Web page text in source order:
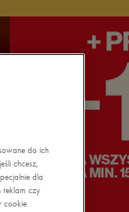
BUTY DLA CHŁOPCA
9-16 lat
do ich
chcesz,
dla
reklam czy
cookie